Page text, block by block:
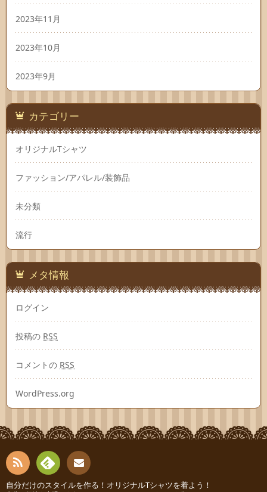
2023年11月
2023年10月
2023年9月
カテゴリー
オリジナルTシャツ
ファッション/アパレル/装飾品
未分類
流行
メタ情報
ログイン
投稿の RSS
コメントの RSS
WordPress.org
RSS Fee お問
自分だけのスタイルを作る！オリジナルTシャツを着よう！